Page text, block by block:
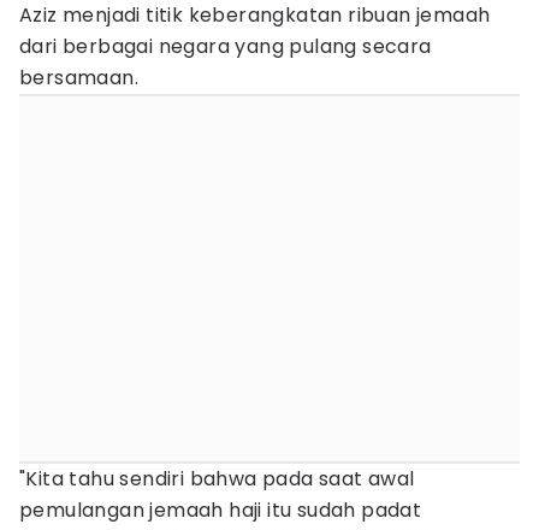
Aziz menjadi titik keberangkatan ribuan jemaah
dari berbagai negara yang pulang secara
bersamaan.
"Kita tahu sendiri bahwa pada saat awal
pemulangan jemaah haji itu sudah padat